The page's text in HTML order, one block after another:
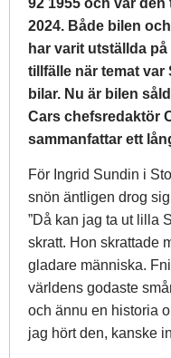
92 1955 och var
2024. Både bilen
har varit utställda
tillfälle när temat
bilar. Nu är bilen
Cars chefsredaktör
sammanfattar ett
För Ingrid Sundin i
snön äntligen drog
”Då kan jag ta ut lilla
skratt. Hon skrattade
gladare människa.
världens godaste
och ännu en historia
jag hört den, kanske